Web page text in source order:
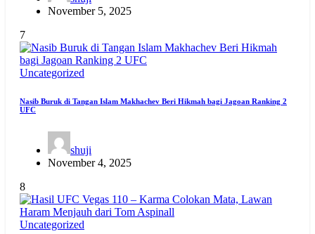
November 5, 2025
7
Uncategorized
Nasib Buruk di Tangan Islam Makhachev Beri Hikmah bagi Jagoan Ranking 2
UFC
shuji
November 4, 2025
8
Uncategorized